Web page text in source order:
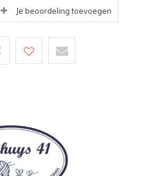
Je beoordeling toevoegen